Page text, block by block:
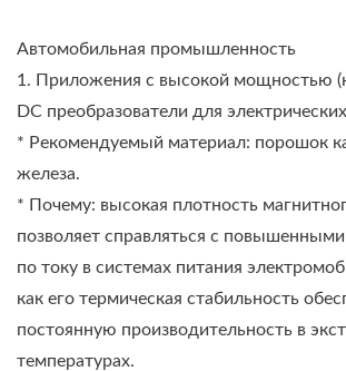
Автомобильная промышленность
1. Приложения с высокой мощностью
DC преобразователи для
* Рекомендуемый материал: порошок
железа.
* Почему: высокая плотность
позволяет справляться с
по току в системах питания
как его термическая стабильность
постоянную производительность в
температурах.